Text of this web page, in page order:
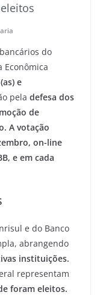
do
Econômica
e
pela defesa dos
de
A votação
on-line
e em cada
e do Banco
abrangendo
instituições.
representam
foram eleitos.